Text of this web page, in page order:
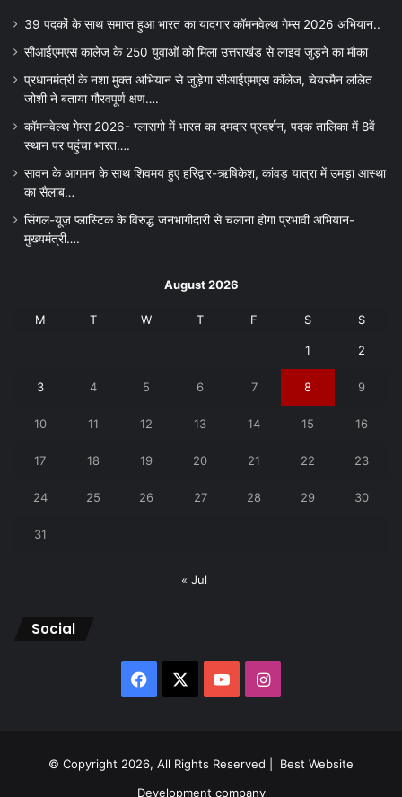
39 पदकों के साथ समाप्त हुआ भारत का यादगार कॉमनवेल्थ गेम्स 2026 अभियान..
सीआईएमएस कालेज के 250 युवाओं को मिला उत्तराखंड से लाइव जुड़ने का मौका
प्रधानमंत्री के नशा मुक्त अभियान से जुड़ेगा सीआईएमएस कॉलेज, चेयरमैन ललित
जोशी ने बताया गौरवपूर्ण क्षण….
कॉमनवेल्थ गेम्स 2026- ग्लासगो में भारत का दमदार प्रदर्शन, पदक तालिका में 8वें
स्थान पर पहुंचा भारत….
सावन के आगमन के साथ शिवमय हुए हरिद्वार-ऋषिकेश, कांवड़ यात्रा में उमड़ा आस्था
का सैलाब…
सिंगल-यूज़ प्लास्टिक के विरुद्ध जनभागीदारी से चलाना होगा प्रभावी अभियान-
मुख्यमंत्री….
August 2026
M T W T F S S
1 2
3 4 5 6 7 8 9
10 11 12 13 14 15 16
17 18 19 20 21 22 23
24 25 26 27 28 29 30
31
« Jul
Social
Facebook YouTubeInstagram
© Copyright 2026, All Rights Reserved | Best Website
Development company